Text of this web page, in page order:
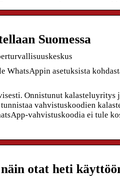
Suomessa
asetuksista
Onnistunut kalasteluyritys
vahvistuskoodien
vahvistuskoodia ei tule
otat heti